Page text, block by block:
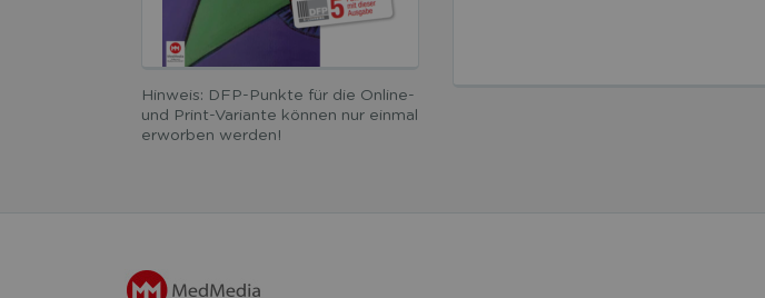
Hinweis: DFP-Punkte für die Online-
und Print-Variante können nur einmal
erworben werden!